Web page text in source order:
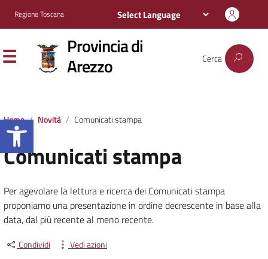
Apri la barra degli strumenti
Regione Toscana
Provincia di
Arezzo Cerca
Home Novità Comunicati stampa
Comunicati stampa
Per agevolare la lettura e ricerca dei Comunicati stampa
proponiamo una presentazione in ordine decrescente in base alla
data, dal più recente al meno recente.
Condividi Vedi azioni